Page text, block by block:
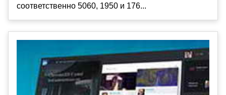
соответственно 5060, 1950 и 176...